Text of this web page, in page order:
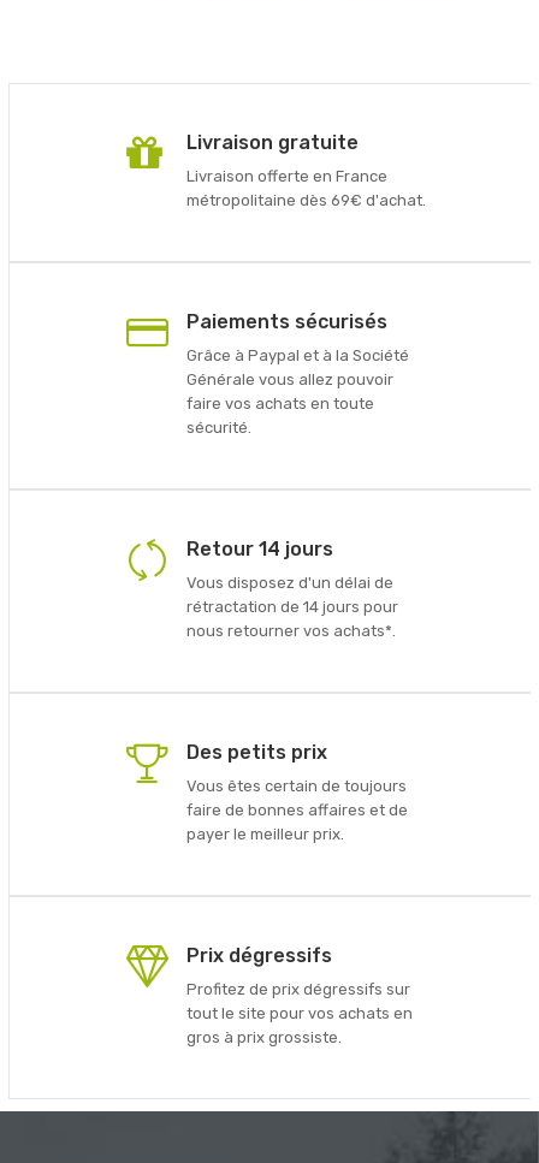
Livraison gratuite
Livraison offerte en France
métropolitaine dès 69€ d'achat.
Paiements sécurisés
Grâce à Paypal et à la Société
Générale vous allez pouvoir
faire vos achats en toute
sécurité.
Retour 14 jours
Vous disposez d'un délai de
rétractation de 14 jours pour
nous retourner vos achats*.
Des petits prix
Vous êtes certain de toujours
faire de bonnes affaires et de
payer le meilleur prix.
Prix dégressifs
Profitez de prix dégressifs sur
tout le site pour vos achats en
gros à prix grossiste.